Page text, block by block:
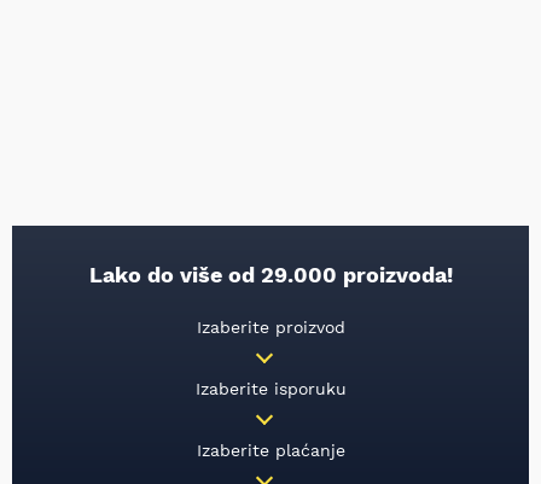
Lako do više od 29.000 proizvoda!
Izaberite proizvod
Izaberite isporuku
Izaberite plaćanje